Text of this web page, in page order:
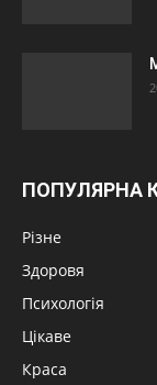
ПОПУЛЯРНА
Різне
Здоровя
Психологія
Цікаве
Краса